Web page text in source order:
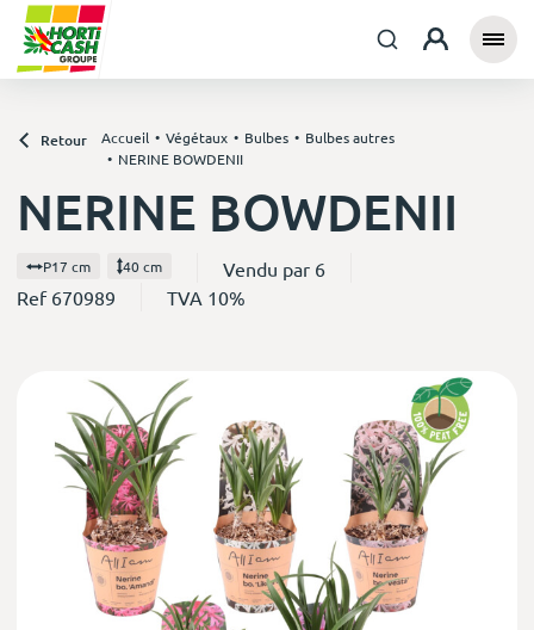
Retour Accueil Végétaux Bulbes
Bulbes autres
NERINE BOWDENII
NERINE BOWDENII
P17 cm 40 cm
Vendu par 6
Ref 670989
TVA 10%